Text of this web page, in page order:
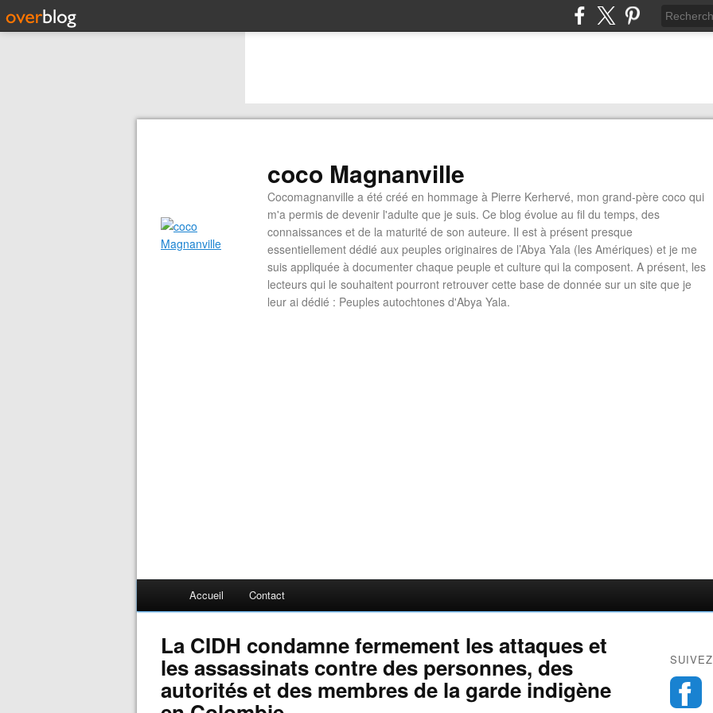
coco Magnanville
Cocomagnanville a été créé en hommage à Pierre Kerhervé, mon grand-père coco qui
m'a permis de devenir l'adulte que je suis. Ce blog évolue au fil du temps, des
connaissances et de la maturité de son auteure. Il est à présent presque
essentiellement dédié aux peuples originaires de l’Abya Yala (les Amériques) et je me
suis appliquée à documenter chaque peuple et culture qui la composent. A présent, les
lecteurs qui le souhaitent pourront retrouver cette base de donnée sur un site que je
leur ai dédié : Peuples autochtones d'Abya Yala.
Accueil Contact
La CIDH condamne fermement les attaques et
les assassinats contre des personnes, des
autorités et des membres de la garde indigène